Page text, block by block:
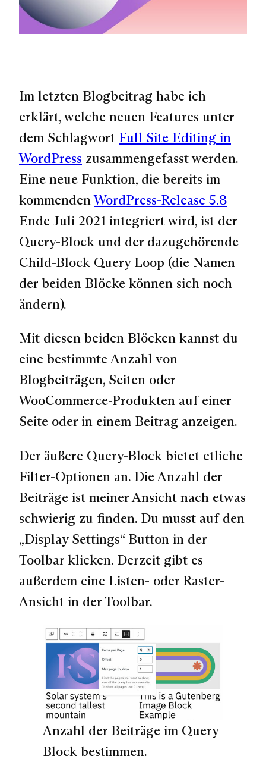
Im letzten Blogbeitrag habe ich
erklärt, welche neuen Features unter
dem Schlagwort Full Site Editing in
WordPress zusammengefasst werden.
Eine neue Funktion, die bereits im
kommendenWordPress-Release 5.8
Ende Juli 2021 integriert wird, ist der
Query-Block und der dazugehörende
Child-Block Query Loop (die Namen
der beiden Blöcke können sich noch
ändern).
Mit diesen beiden Blöcken kannst du
eine bestimmte Anzahl von
Blogbeiträgen, Seiten oder
WooCommerce-Produkten auf einer
Seite oder in einem Beitrag anzeigen.
Der äußere Query-Block bietet etliche
Filter-Optionen an. Die Anzahl der
Beiträge ist meiner Ansicht nach etwas
schwierig zu finden. Du musst auf den
„Display Settings“ Button in der
Toolbar klicken. Derzeit gibt es
außerdem eine Listen- oder Raster-
Ansicht in der Toolbar.
Anzahl der Beiträge im Query
Block bestimmen.